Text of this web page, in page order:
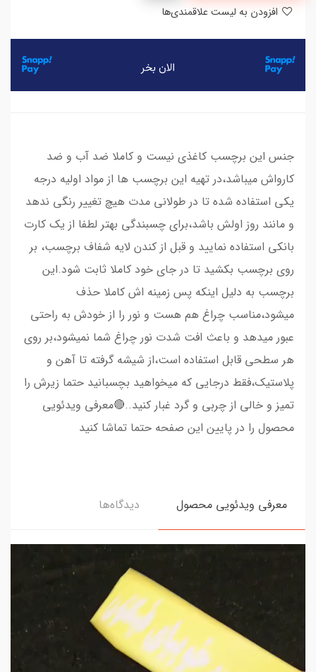
جنس این برچسب کاغذی نیست و کاملا ضد آب و ضد
کارواش میباشد،در تهیه این برچسب ها از مواد اولیه درجه
یکی استفاده شده تا در طولانی مدت هیچ تغییر رنگی ندهد
و مانند روز اولش باشد،برای چسبندگی بهتر لطفا از یک کارت
بانکی استفاده نمایید و قبل از کندن لایه شفاف برچسب، بر
روی برچسب بکشید تا در جای خود کاملا ثابت شود.این
برچسب به دلیل اینکه پس زمینه اش کاملا حذف
میشود،مناسب چراغ هم هست و نور را از خودش به راحتی
عبور میدهد و باعث افت شدت نور چراغ شما نمیشود،بر روی
هر سطحی قابل استفاده است،از شیشه گرفته تا آهن و
پلاستیک،فقط درجایی که میخواهید بچسبانید حتما زیرش را
تمیز و خالی از چربی و گرد غبار کنید..🔴معرفی ویدئویی
محصول را در پایین این صفحه حتما تماشا کنید
معرفی ویدئویی محصول دیدگاه‌ها